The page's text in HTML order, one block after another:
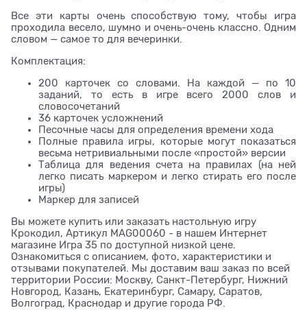
Все эти карты очень способствую тому, чтобы игра
проходила весело, шумно и очень-очень классно. Одним
словом — самое то для вечеринки.
Комплектация:
200 карточек со словами. На каждой — по 10
заданий, то есть в игре всего 2000 слов и
словосочетаний
36 карточек усложнений
Песочные часы для определения времени хода
Полные правила игры, которые могут показаться
весьма нетривиальными после «простой» версии
Таблица для ведения счета на правилах (на ней
легко писать маркером и легко стирать его после
игры)
Маркер для записей
Вы можете купить или заказать настольную игру
Крокодил, Артикул MAG00060 - в нашем Интернет
магазине Игра 35 по доступной низкой цене.
Ознакомиться с описанием, фото, характеристики и
отзывами покупателей. Мы доставим ваш заказ по всей
территории России: Москву, Санкт-Петербург, Нижний
Новгород, Казань, Екатеринбург, Самару, Саратов,
Волгоград, Краснодар и другие города РФ.